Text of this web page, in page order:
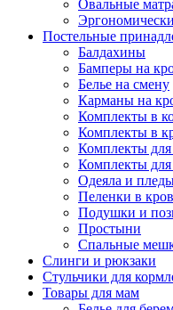
Овальные
Постельные
Балдахины
Бамперы на
Белье на смену
Карманы на
Комплекты в
Комплекты в
Комплекты для
Комплекты для
Одеяла и
Пеленки в
Подушки и
Простыни
Спальные
Слинги и рюкзаки
Стульчики для
Товары для мам